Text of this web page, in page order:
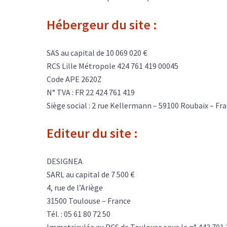
Hébergeur du site :
SAS au capital de 10 069 020 €
RCS Lille Métropole 424 761 419 00045
Code APE 2620Z
N° TVA : FR 22 424 761 419
Siège social : 2 rue Kellermann – 59100 Roubaix –
Editeur du site :
DESIGNEA
SARL au capital de 7 500 €
4, rue de l’Ariège
31500 Toulouse – France
Tél. : 05 61 80 72 50